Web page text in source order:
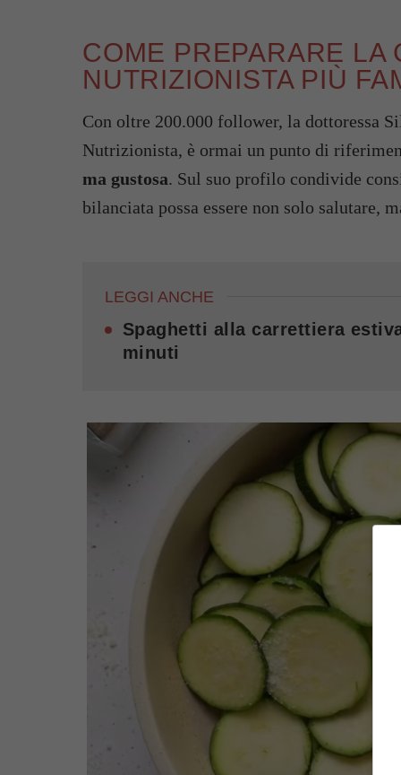
COME PREPARARE LA
NUTRIZIONISTA PIÙ
Con oltre 200.000 follower, la dottoressa
Nutrizionista, è ormai un punto di
ma gustosa. Sul suo profilo condivide
bilanciata possa essere non solo salutare,
LEGGI ANCHE
Spaghetti alla carrettiera
minuti